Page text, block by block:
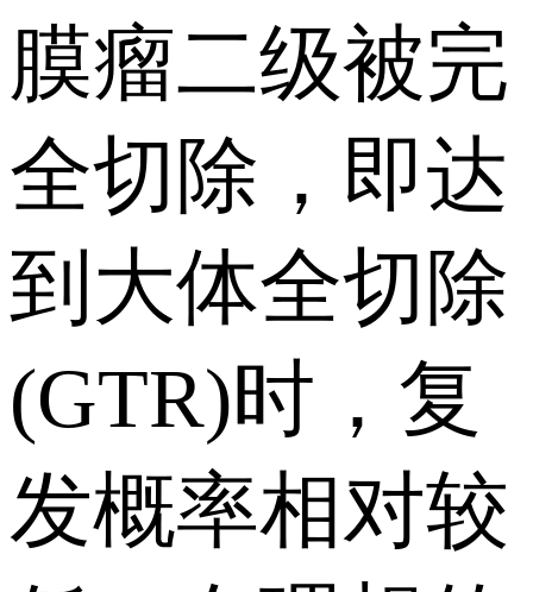
膜瘤二级被完
全切除，即达
到大体全切除
(GTR)时，复
发概率相对较